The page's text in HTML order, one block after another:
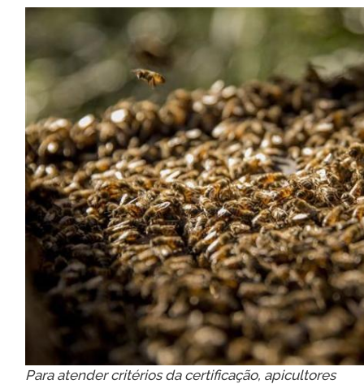
Para atender critérios da certificação, apicultores